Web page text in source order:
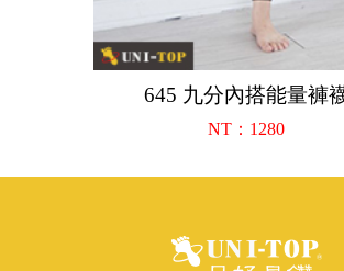
645 九分內搭能量褲
NT：1280